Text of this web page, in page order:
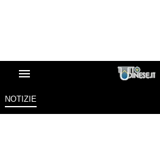
NOTIZIE